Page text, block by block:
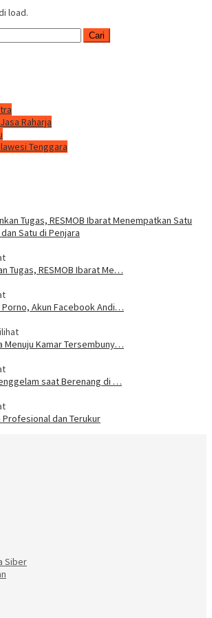
load.
Raharja
Tenggara
Tugas, RESMOB Ibarat Me…
Akun Facebook Andi…
Menuju Kamar Tersembuny…
saat Berenang di …
dan Terukur
Siber